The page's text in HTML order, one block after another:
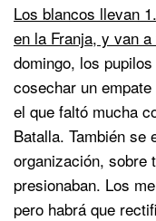
Los blancos llevan
en la Franja, y van
domingo, los
cosechar un
el que faltó mucha
Batalla. También se
organización, sobre
presionaban. Los
pero habrá que